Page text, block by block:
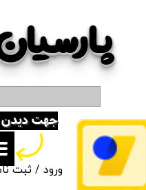
ورود /ثبت
حساب کاربری من
تغییر گذر واژه
سفارشات
خروج از حساب کاربری
جهت دیدن